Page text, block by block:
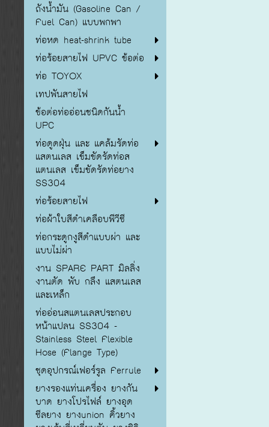
ถังน้ำมัน (Gasoline Can /
Fuel Can) แบบพกพา
ท่อหด heat-shrink tube
ท่อร้อยสายไฟ UPVC ข้อต่อ
ท่อ TOYOX
เทปพันสายไฟ
ข้อต่อท่ออ่อนชนิดกันน้ำ
UPC
ท่อดูดฝุ่น และ แคล้มรัดท่อ
แสตนเลส เข็มขัดรัดท่อส
แตนเลส เข็มขัดรัดท่อยาง
SS304
ท่อร้อยสายไฟ
ท่อผ้าใบสีดำเคลือบพีวีซี
ท่อกระดูกงูสีดำแบบผ่า และ
แบบไม่ผ่า
งาน SPARE PART มิลลิ่ง
งานตัด พับ กลึง แสตนเลส
และเหล็ก
ท่ออ่อนสแตนเลสประกอบ
หน้าแปลน SS304 -
Stainless Steel Flexible
Hose (Flange Type)
ชุดอุปกรณ์เฟอร์รูล Ferrule
ยางรองแท่นเครื่อง ยางกัน
บาด ยางโปรไฟล์ ยางอุด
ซีลยาง ยางunion คิ้วยาง